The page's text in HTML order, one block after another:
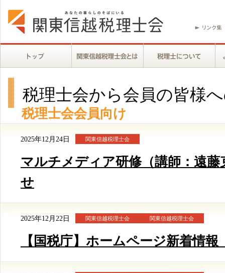
税理士会から会員の皆様
税理士会会員向け
2025年12月24日 関東信越税理士会
マルチメディア研修（講師：遠
せ
2025年12月22日 関東信越税理士会 関東信越税理士会
【国税庁】ホームページ新着情報